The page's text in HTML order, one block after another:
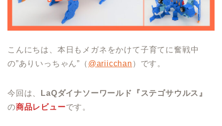
こんにちは、本日もメガネをかけて子育てに奮戦中
の”ありいっちゃん”（ @ariicchan ）です。
今回は、
LaQダイナソーワールド『ステゴサウルス』
の商品レビューです。